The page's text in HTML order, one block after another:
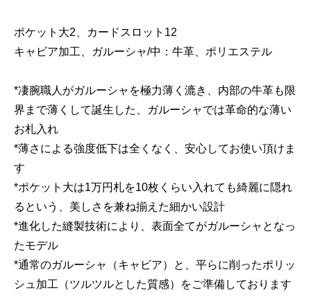
ポケット大2、カードスロット12
キャビア加工、ガルーシャ/中：牛革、ポリエステル
*凄腕職人がガルーシャを極力薄く漉き、内部の牛革も限
界まで薄くして誕生した、ガルーシャでは革命的な薄い
お札入れ
*薄さによる強度低下は全くなく、安心してお使い頂けま
す
*ポケット大は1万円札を10枚くらい入れても綺麗に隠れ
るという、美しさを兼ね揃えた細かい設計
*進化した縫製技術により、表面全てがガルーシャとなっ
たモデル
*通常のガルーシャ（キャビア）と、平らに削ったポリッ
シュ加工（ツルツルとした質感）をご準備しております